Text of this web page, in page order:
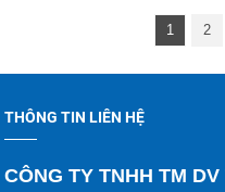
1 2
THÔNG TIN LIÊN HỆ
CÔNG TY TNHH TM